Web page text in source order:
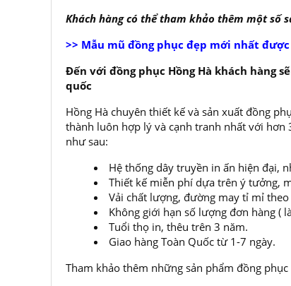
Khách hàng có thể tham khảo thêm một số
>> Mẫu mũ đồng phục đẹp mới nhất
Đến với đồng phục Hồng Hà khách hàng
quốc
Hồng Hà chuyên thiết kế và sản xuất đồng
thành luôn hợp lý và cạnh tranh nhất với hơn
như sau:
Hệ thống dây truyền in ấn hiện đại,
Thiết kế miễn phí dựa trên ý tưởng,
Vải chất lượng, đường may tỉ mỉ
Không giới hạn số lượng đơn hàng (
Tuổi thọ in, thêu trên 3 năm.
Giao hàng Toàn Quốc từ 1-7 ngày.
Tham khảo thêm những sản phẩm đồng phục